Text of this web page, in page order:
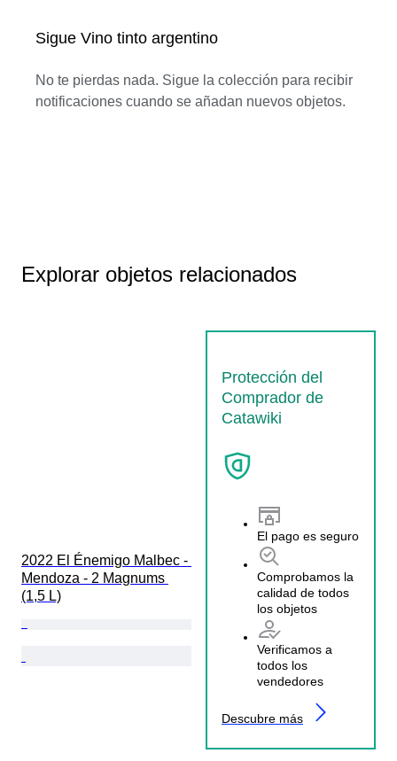
Sigue Vino tinto argentino
No te pierdas nada. Sigue la colección para recibir
notificaciones cuando se añadan nuevos objetos.
Explorar objetos relacionados
Protección del
Comprador de
Catawiki
El pago es seguro
Comprobamos la
calidad de todos
los objetos
Verificamos a
todos los
vendedores
Descubre más
2022 El Énemigo Malbec -
Mendoza - 2 Magnums
(1,5 L)